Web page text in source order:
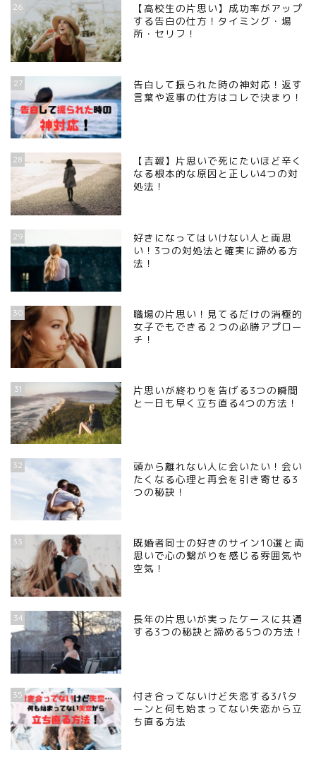
26
【高校生の片思い】成功率がアップ
する告白の仕方！タイミング・場
所・セリフ！
27
告白して振られた時の神対応！返す
言葉や返事の仕方はコレで決まり！
28
【吉報】片思いで死にたいほど辛く
なる根本的な原因と正しい4つの対
処法！
29
好きになってはいけない人と両思
い！3つの対処法と確実に諦める方
法！
30
職場の片思い！見てるだけの消極的
女子でもできる２つの必勝アプロー
チ！
31
片思いが終わりを告げる3つの瞬間
と一日も早く立ち直る4つの方法！
32
頭から離れない人に会いたい！会い
たくなる心理と再会を引き寄せる3
つの秘訣！
33
既婚者同士の好きのサイン10選と両
思いで心の繋がりを感じる雰囲気や
空気！
34
長年の片思いが実ったケースに共通
する3つの秘訣と諦める5つの方法！
35
付き合ってないけど失恋する3パタ
ーンと何も始まってない失恋から立
ち直る方法